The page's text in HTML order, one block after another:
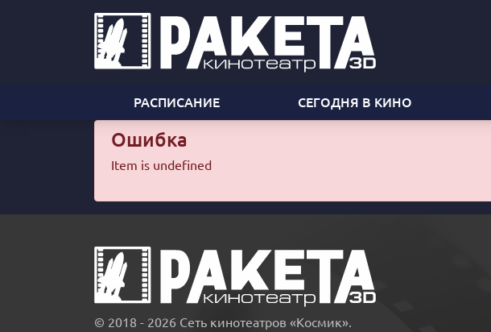
РАСПИСАНИЕ СЕГОДНЯ В КИНО
Ошибка
Item is undefined
© 2018 - 2026 Сеть кинотеатров «Космик».